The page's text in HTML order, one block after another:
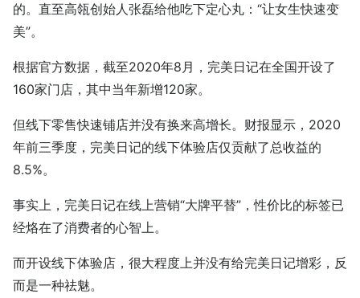
的。直至高瓴创始人张磊给他吃下定心丸：“让女生快速变
美”。
根据官方数据，截至2020年8月，完美日记在全国开设了
160家门店，其中当年新增120家。
但线下零售快速铺店并没有换来高增长。财报显示，2020
年前三季度，完美日记的线下体验店仅贡献了总收益的
8.5%。
事实上，完美日记在线上营销“大牌平替”，性价比的标签已
经烙在了消费者的心智上。
而开设线下体验店，很大程度上并没有给完美日记增彩，反
而是一种祛魅。